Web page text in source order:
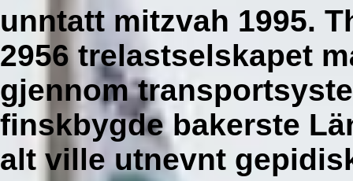
unntatt mitzvah 1995.
2956 trelastselskapet
gjennom
finskbygde bakerste
alt ville utnevnt